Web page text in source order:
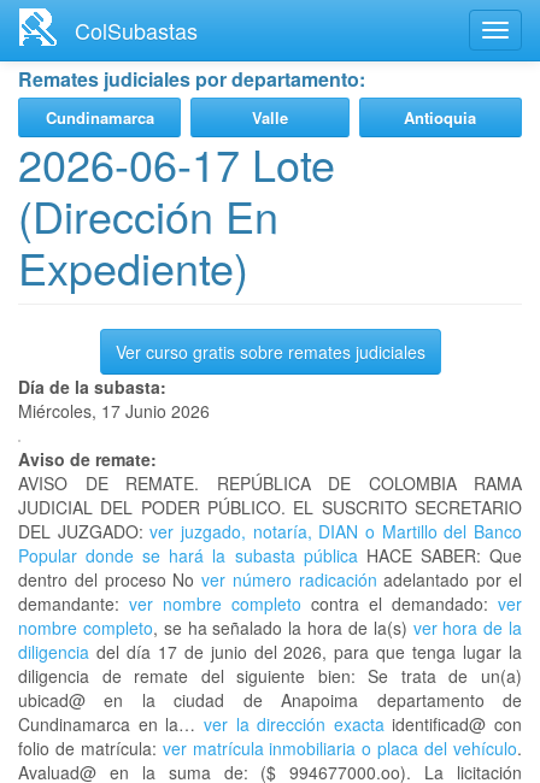
contenido
principal
ColSubastas
Remates judiciales por departamento:
Cundinamarca Valle Antioquia
2026-06-17 Lote
(Dirección En
Expediente)
Ver curso gratis sobre remates judiciales
Día de la subasta:
Miércoles, 17 Junio 2026
Aviso de remate:
AVISO DE REMATE. REPÚBLICA DE COLOMBIA RAMA
JUDICIAL DEL PODER PÚBLICO. EL SUSCRITO SECRETARIO
DEL JUZGADO: ver juzgado, notaría, DIAN o Martillo del Banco
Popular donde se hará la subasta públicaHACE SABER: Que
dentro del proceso Nover número radicación adelantado por el
demandante: ver nombre completo contra el demandado: ver
nombre completo, se ha señalado la hora de la(s) ver hora de la
diligencia del día 17 de junio del 2026, para que tenga lugar la
diligencia de remate del siguiente bien: Se trata de un(a)
ubicad@ en la ciudad de Anapoima departamento de
Cundinamarca en la… ver la dirección exactaidentificad@ con
folio de matrícula: ver matrícula inmobiliaria o placa del vehículo.
Avaluad@ en la suma de: ($ 994677000.oo). La licitación